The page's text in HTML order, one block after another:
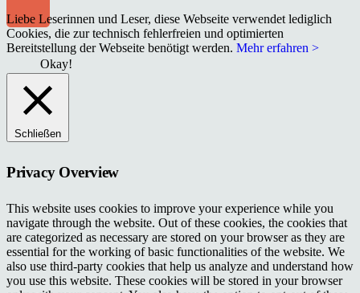
Liebe Leserinnen und Leser, diese Webseite verwendet lediglich
Cookies, die zur technisch fehlerfreien und optimierten
Bereitstellung der Webseite benötigt werden. Mehr erfahren >
Okay!
Schließen
Privacy Overview
This website uses cookies to improve your experience while you
navigate through the website. Out of these cookies, the cookies that
are categorized as necessary are stored on your browser as they are
essential for the working of basic functionalities of the website. We
also use third-party cookies that help us analyze and understand how
you use this website. These cookies will be stored in your browser